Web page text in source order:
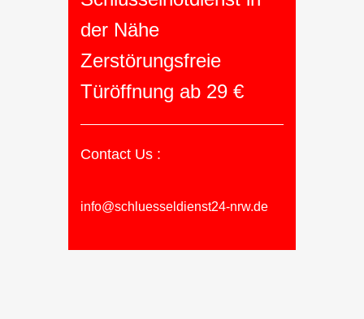
der Nähe
Zerstörungsfreie
Türöffnung ab 29 €
Contact Us :
info@schluesseldienst24-nrw.de